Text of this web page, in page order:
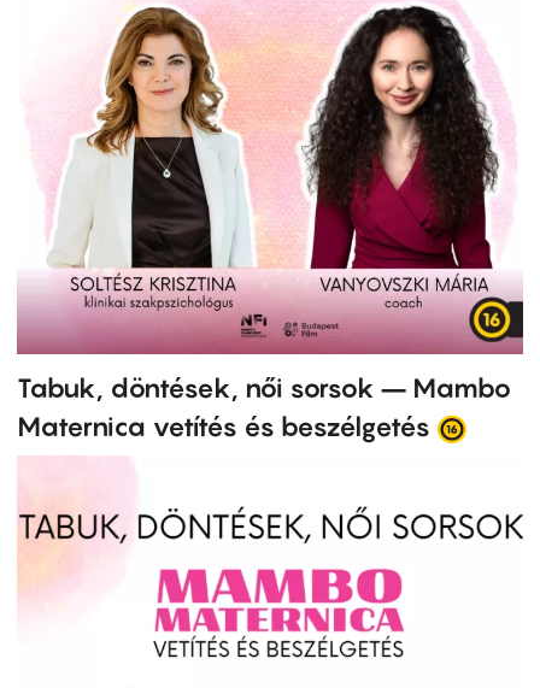
Tabuk, döntések, női sorsok – Mambo
Maternica vetítés és beszélgetés